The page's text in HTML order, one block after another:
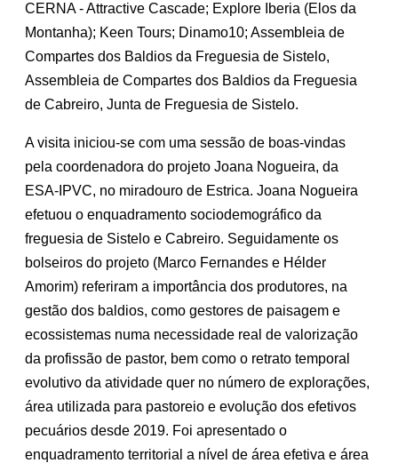
CERNA - Attractive Cascade; Explore Iberia (Elos da
Montanha); Keen Tours; Dinamo10; Assembleia de
Compartes dos Baldios da Freguesia de Sistelo,
Assembleia de Compartes dos Baldios da Freguesia
de Cabreiro, Junta de Freguesia de Sistelo.
A visita iniciou-se com uma sessão de boas-vindas
pela coordenadora do projeto Joana Nogueira, da
ESA-IPVC, no miradouro de Estrica. Joana Nogueira
efetuou o enquadramento sociodemográfico da
freguesia de Sistelo e Cabreiro. Seguidamente os
bolseiros do projeto (Marco Fernandes e Hélder
Amorim) referiram a importância dos produtores, na
gestão dos baldios, como gestores de paisagem e
ecossistemas numa necessidade real de valorização
da profissão de pastor, bem como o retrato temporal
evolutivo da atividade quer no número de explorações,
área utilizada para pastoreio e evolução dos efetivos
pecuários desde 2019. Foi apresentado o
enquadramento territorial a nível de área efetiva e área